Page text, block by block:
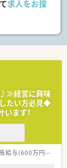
回
ど1～2回 その
ることが可能です
パートも勤務条
にて全額補助対
ます。
求人をお探
♪≫経営に興味
たい方必見◆
ます！
給与(600万円以上)